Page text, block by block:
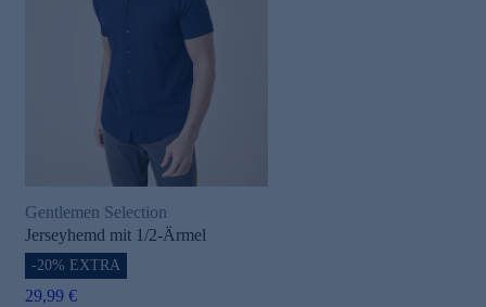
Gentlemen Selection
Jerseyhemd mit 1/2-Ärmel
-20% EXTRA
29,99 €